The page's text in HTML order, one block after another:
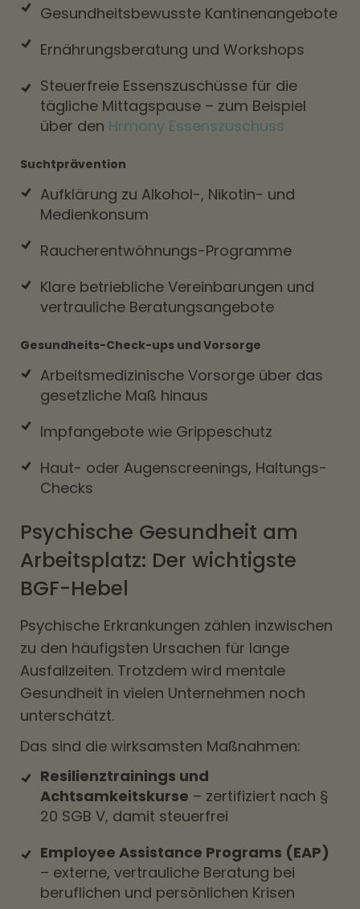
Gesundheitsbewusste Kantinenangebote
Ernährungsberatung und Workshops
Steuerfreie Essenszuschüsse für die
tägliche Mittagspause – zum Beispiel
über den Hrmony Essenszuschuss
Suchtprävention
Aufklärung zu Alkohol-, Nikotin- und
Medienkonsum
Raucherentwöhnungs-Programme
Klare betriebliche Vereinbarungen und
vertrauliche Beratungsangebote
Gesundheits-Check-ups und Vorsorge
Arbeitsmedizinische Vorsorge über das
gesetzliche Maß hinaus
Impfangebote wie Grippeschutz
Haut- oder Augenscreenings, Haltungs-
Checks
Psychische Gesundheit am
Arbeitsplatz: Der wichtigste
BGF-Hebel
Psychische Erkrankungen zählen inzwischen
zu den häufigsten Ursachen für lange
Ausfallzeiten. Trotzdem wird mentale
Gesundheit in vielen Unternehmen noch
unterschätzt.
Das sind die wirksamsten Maßnahmen:
Resilienztrainings und
Achtsamkeitskurse – zertifiziert nach §
20 SGB V, damit steuerfrei
Employee Assistance Programs (EAP)
– externe, vertrauliche Beratung bei
beruflichen und persönlichen Krisen